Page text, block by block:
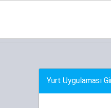
Yurt Uygulaması